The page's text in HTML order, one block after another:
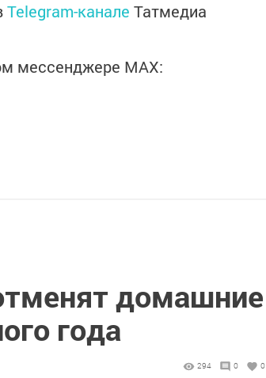
Telegram-канале Татмедиа
мессенджере MАХ:
домашние
года
294 0 0